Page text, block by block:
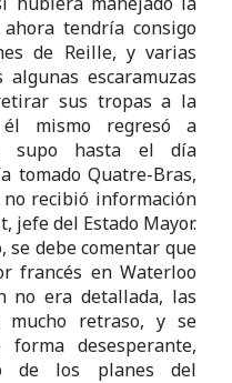
tendría consigo
de Reille, y varias
escaramuzas
sus tropas a la
mismo regresó a
supo hasta el día
tomado Quatre-Bras,
recibió información
jefe del Estado Mayor.
se debe comentar que
francés en Waterloo
no era detallada, las
mucho retraso, y se
desesperante,
de los planes del